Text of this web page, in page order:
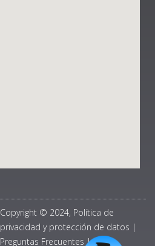
Copyright © 2024, Política de
privacidad y protección de datos |
Preguntas Frecuentes |